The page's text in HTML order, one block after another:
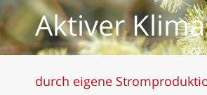
Aktiver
durch eigene